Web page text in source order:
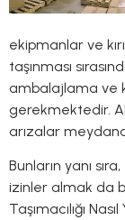
ekipmanlar ve
taşınması
ambalajlama ve
gerekmektedir.
arızalar
Bunların yanı
izinler almak da
Taşımacılığı